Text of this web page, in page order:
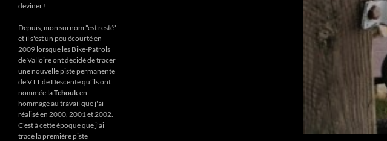
deviner !
Depuis, mon surnom "est resté"
et il s'est un peu écourté en
2009 lorsque les Bike-Patrols
de Valloire ont décidé de tracer
une nouvelle piste permanente
de VTT de Descente qu'ils ont
nommée laTchouken
hommage au travail que j'ai
réalisé en 2000, 2001 et 2002.
C'est à cette époque que j'ai
tracé la première piste